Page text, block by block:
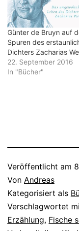
Günter de Bruyn auf
Spuren des
Dichters Zacharias
22. September 2016
In "Bücher"
Veröffentlicht am
Von Andreas
Kategorisiert als
Verschlagwortet
Erzählung, Fische